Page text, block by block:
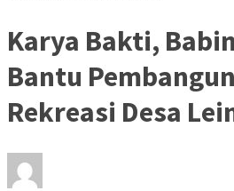
Karya Bakti,
Bantu
Rekreasi Desa